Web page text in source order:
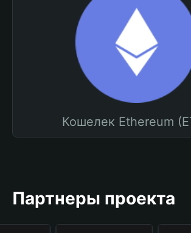
Кошелек Ethereum
Партнеры проекта